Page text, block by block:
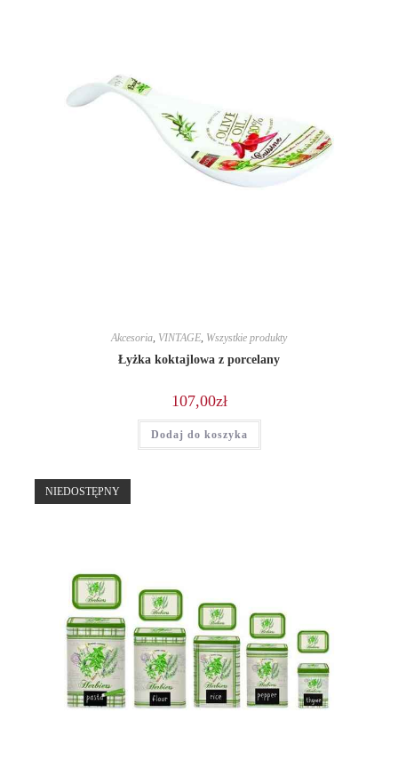
Akcesoria, VINTAGE, Wszystkie produkty
Łyżka koktajlowa z porcelany
107,00zł
Dodaj do koszyka
NIEDOSTĘPNY